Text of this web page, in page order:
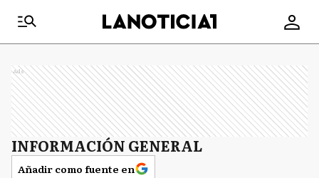
Ads
INFORMACIÓN GENERAL
Añadir como fuente en